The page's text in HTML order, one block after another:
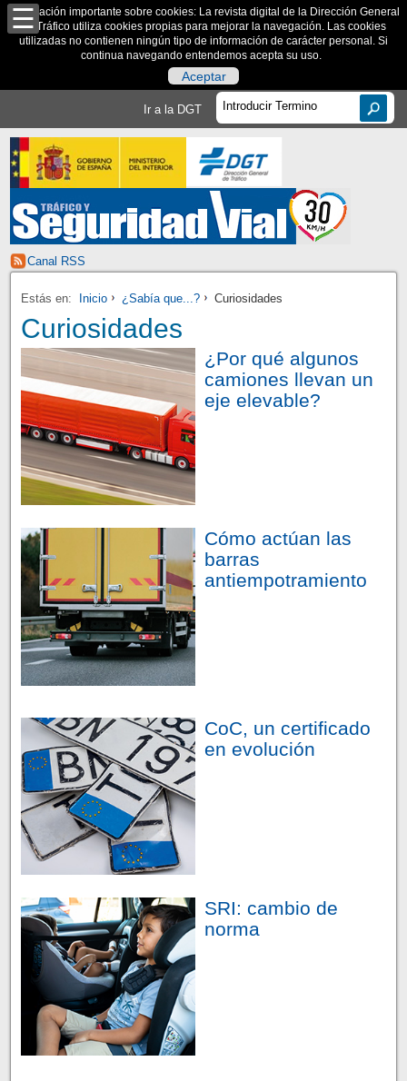
Información importante sobre cookies: La revista digital de la Dirección General
de Tráfico utiliza cookies propias para mejorar la navegación. Las cookies
utilizadas no contienen ningún tipo de información de carácter personal. Si
continua navegando entendemos acepta su uso.
Aceptar
Ir a la DGT
Canal RSS
Estás en: Inicio ¿Sabía que...? Curiosidades
Curiosidades
¿Por qué algunos
camiones llevan un
eje elevable?
Cómo actúan las
barras
antiempotramiento
CoC, un certificado
en evolución
SRI: cambio de
norma